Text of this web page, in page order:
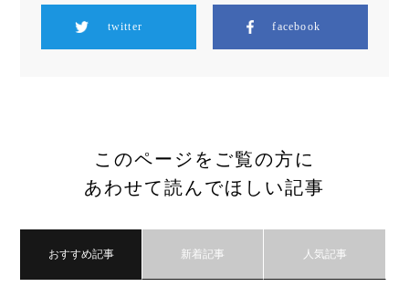
twitter facebook
このページをご覧の方に
あわせて読んでほしい記事
おすすめ記事 新着記事 人気記事